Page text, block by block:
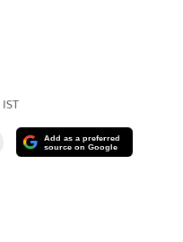
IST
Add as a preferred
source on Google